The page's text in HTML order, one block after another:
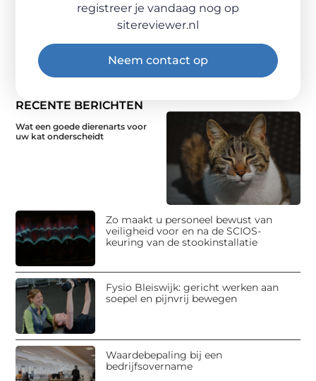
RECENTE BERICHTEN
Wat een goede dierenarts voor
uw kat onderscheidt
Zo maakt u personeel bewust van
veiligheid voor en na de SCIOS-
keuring van de stookinstallatie
Fysio Bleiswijk: gericht werken aan
soepel en pijnvrij bewegen
Waardebepaling bij een
bedrijfsovername
registreer je vandaag nog op
sitereviewer.nl
Neem contact op